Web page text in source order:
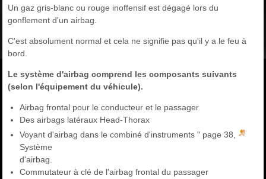
Un gaz gris-blanc ou rouge inoffensif est dégagé lors du
gonflement d'un airbag.
C'est absolument normal et cela ne signifie pas qu'il y a le feu à
bord.
Le système d'airbag comprend les composants suivants
(selon l'équipement du véhicule).
Airbag frontal pour le conducteur et le passager
Des airbags latéraux Head-Thorax
Voyant d'airbag dans le combiné d'instruments " page 38,
Système
d'airbag.
Commutateur à clé de l'airbag frontal du passager